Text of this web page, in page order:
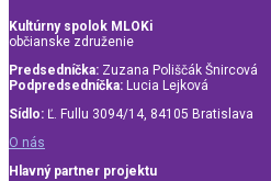
Kultúrny spolok MLOKi
občianske združenie
Predsedníčka: Zuzana Poliščák Šnircová
Podpredsedníčka: Lucia Lejková
Sídlo: Ľ. Fullu 3094/14, 84105 Bratislava
O nás
Hlavný partner projektu